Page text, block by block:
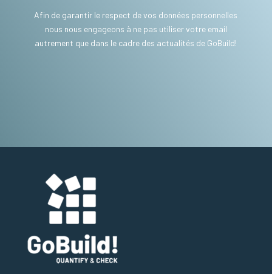
Afin de garantir le respect de vos données personnelles
nous nous engageons à ne pas utiliser votre email
autrement que dans le cadre des actualités de GoBuild!